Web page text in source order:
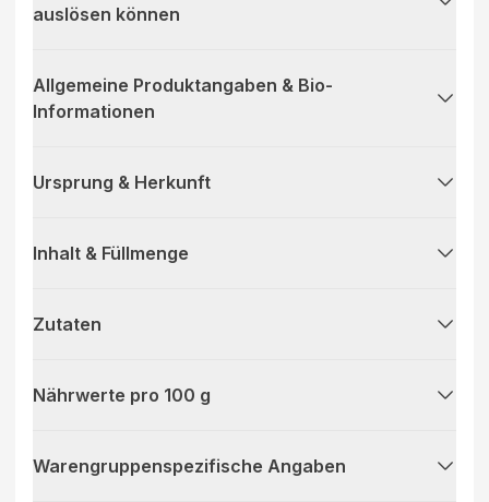
auslösen können
Allgemeine Produktangaben & Bio-
Informationen
Ursprung & Herkunft
Inhalt & Füllmenge
Zutaten
Nährwerte pro 100 g
Warengruppenspezifische Angaben